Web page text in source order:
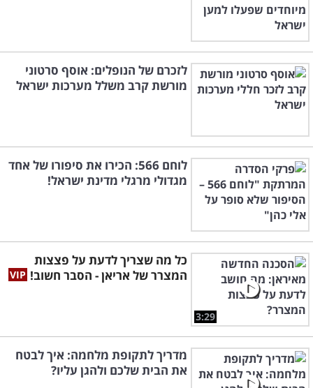
לזכרם של הנופלים: אוסף סרטוני
מורשת קרב משלל מערכות ישראל
לוחם 566: הכירו את סיפורו של אחד
מגדולי מרגלי מדינת ישראל!
3:29
כל מה שצריך לדעת על פצצות
המצרר של אריאן - הסבר חשוב!
מדריך לתקופת מלחמה: איך לבטח
את הבית שלכם ולהגן עליו?